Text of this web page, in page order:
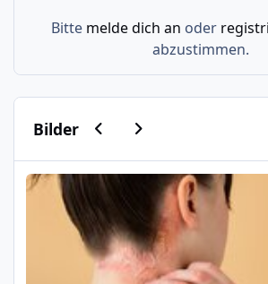
Bitte melde dich an oder
abzustimmen.
BilderVorherige Karussell-Folie
Nächste Karussell-
Psoriasis am Haaransatz und an der